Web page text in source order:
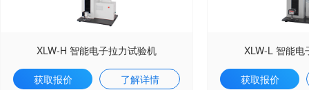
XLW-H 智能电子拉力试验机
获取报价 了解详情
XLW-L 智能电
获取报价